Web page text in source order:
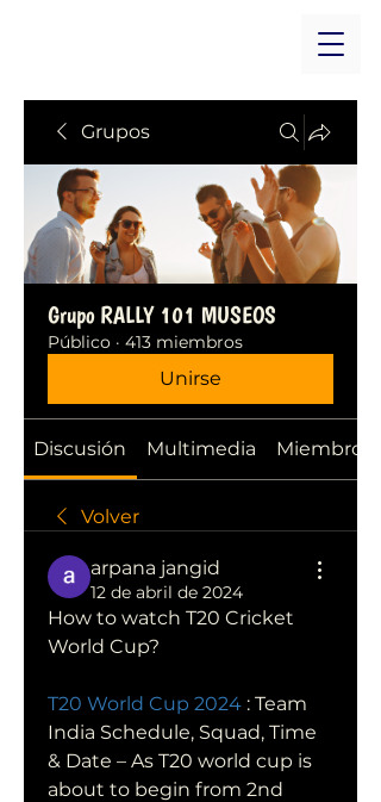
Grupos
Grupo RALLY 101 MUSEOS
Público · 413 miembros
Unirse
Discusión Multimedia Miembros
Volver
arpana jangid
12 de abril de 2024
How to watch T20 Cricket
World Cup?
T20 World Cup 2024 : Team
India Schedule, Squad, Time
& Date – As T20 world cup is
about to begin from 2nd